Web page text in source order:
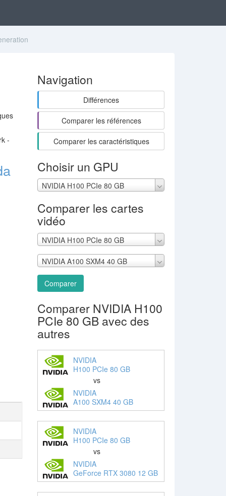
-
Navigation
Différences
Comparer les références
Comparer les caractéristiques
Choisir un GPU
NVIDIA H100 PCIe 80 GB
Comparer les cartes
vidéo
NVIDIA H100 PCIe 80 GB
NVIDIA A100 SXM4 40 GB
Comparer
Comparer NVIDIA H100
PCIe 80 GB avec des
autres
NVIDIA
H100 PCIe 80 GB
vs
NVIDIA
A100 SXM4 40 GB
NVIDIA
H100 PCIe 80 GB
vs
NVIDIA
GeForce RTX 3080 12 GB